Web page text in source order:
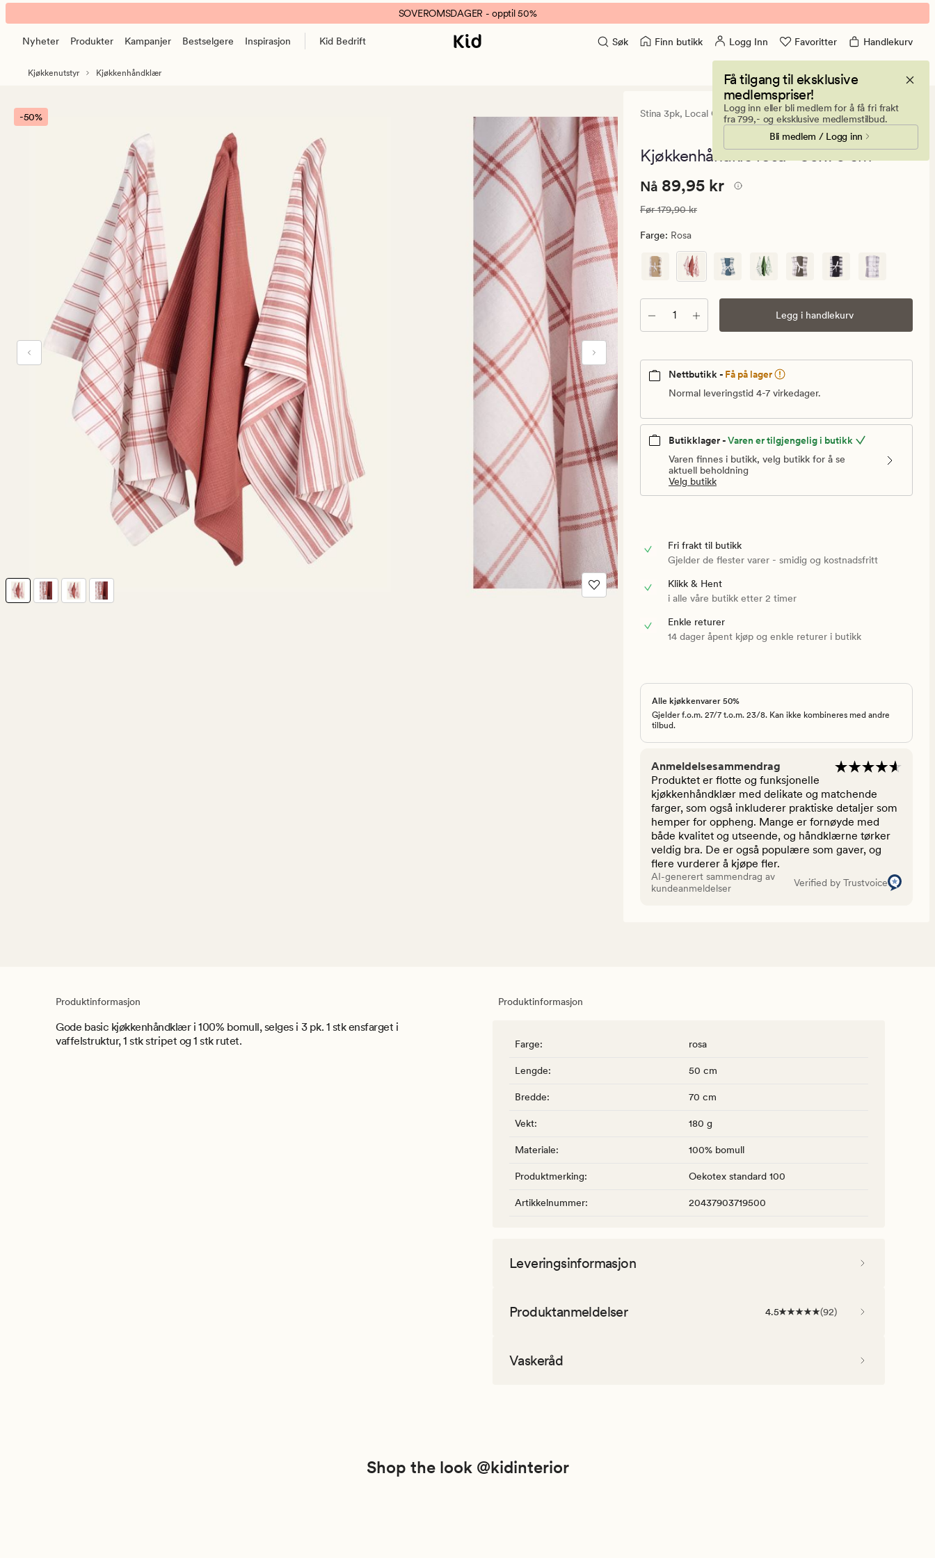
Stina
3pk
kjøkkenhåndkle
banner.
Klikk
pause.
SOVEROMSDAGER - opptil 50%
Nyheter Produkter Kampanjer Bestselgere Inspirasjon Kid Bedrift Søk Finn butikk Logg Inn Favoritter Handlekurv
Få tilgang til eksklusive
medlemspriser!
Logg inn eller bli medlem for å få fri frakt
fra 799,- og eksklusive medlemstilbud.
Bli medlem / Logg inn
Kjøkkenutstyr Kjøkkenhåndklær
-50% Stina 3pk, Local Chef
92
anmeldelser
en
4.5 (92)
Kjøkkenhåndkle rosa - 50x70 cm
Nåværende
89,95
kr.
pris
179,90
kr
Nåværende pris
Nå 89,95 kr
Vanlig pris 179,90 kr
Før179,90 kr
Farge: Rosa
Antall Legg i handlekurv
Nettbutikk - Få på lager
Normal leveringstid 4-7 virkedager.
Butikklager -Varen er tilgjengelig i butikk
Varen finnes i butikk, velg butikk for å se
aktuell beholdning
Velg butikk
Fri frakt til butikk
Gjelder de flester varer - smidig og kostnadsfritt
Klikk & Hent
i alle våre butikk etter 2 timer
Enkle returer
14 dager åpent kjøp og enkle returer i butikk
Alle kjøkkenvarer 50%
Gjelder f.o.m. 27/7 t.o.m. 23/8. Kan ikke kombineres med andre
tilbud.
Anmeldelsesammendrag
Produktet er flotte og funksjonelle
kjøkkenhåndklær med delikate og matchende
farger, som også inkluderer praktiske detaljer som
hemper for oppheng. Mange er fornøyde med
både kvalitet og utseende, og håndklærne tørker
veldig bra. De er også populære som gaver, og
flere vurderer å kjøpe fler.
AI-generert sammendrag av
kundeanmeldelser
Verified by Trustvoice
Produktinformasjon
Gode basic kjøkkenhåndklær i 100% bomull, selges i 3 pk. 1 stk ensfarget i
vaffelstruktur, 1 stk stripet og 1 stk rutet.
Produktinformasjon
Farge: rosa
Lengde: 50 cm
Bredde: 70 cm
Vekt: 180 g
Materiale: 100% bomull
Produktmerking: Oekotex standard 100
Artikkelnummer: 20437903719500
Leveringsinformasjon
Produktanmeldelser 4.5 (92)
Vaskeråd
Shop the look @kidinterior